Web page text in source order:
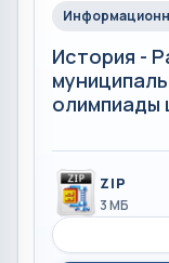
История -
олимпиады
ZIP
3 МБ